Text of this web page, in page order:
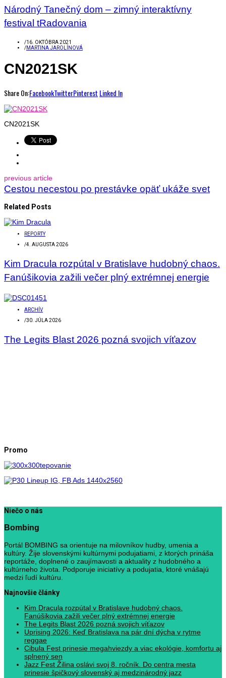
Národný Tanečný dom – zimný interaktívny
festival tRadovania
/16. OKTÓBRA 2021
/MARTINA JAROLÍNOVÁ
CN2021SK
Share On:FacebookTwitterPinterest Linked In
CN2021SK
previous article
Cestou necestou po prestávke opäť ukáže svet
Related Posts
REPORTY
/4. AUGUSTA 2026
Kim Dracula rozpútal v Bratislave hudobný chaos.
Fanúšikovia zažili večer plný extrémnej energie
ARCHÍV
/30. JÚLA 2026
The Legits Blast 2026 pozná svojich víťazov
Promo
Niečo o nás
Bombing
Portál BOMBING sa orientuje na milovníkov hudby, umenia a
kultúry. Žije slovenskými kultúrnymi podujatiami, z ktorých prináša
reportáže, doplnené o zaujímavosti a aktuality z hudobného a
kultúrneho života. Podporuje iniciatívy a podujatia, ktoré vnášajú
medzi ľudí kultúru.
Najnovšie články
Kim Dracula rozpútal v Bratislave hudobný chaos.
Fanúšikovia zažili večer plný extrémnej energie
The Legits Blast 2026 pozná svojich víťazov
Uprising 2026: Keď Bratislava na pár dní dýcha v rytme
reggae
Cibula Fest prinesie megahviezdy a viac ekológie, komfortu aj
splnený sen
Jazz Fest Žilina oslávi svoj 8. ročník. Do centra mesta
prinesie špičkový slovenský aj medzinárodný jazz